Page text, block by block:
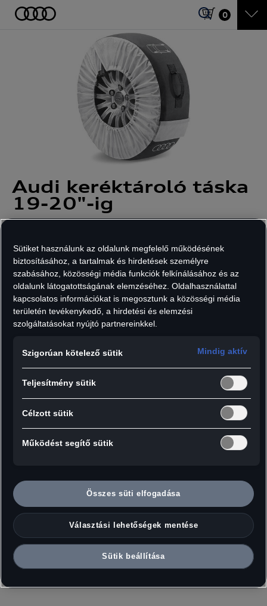
0
Audi keréktároló táska
19-20"-ig
Cikkszám: 4F0071156A
20 690Ft
Áfát tartalmaz, szállítási költségek nélkül.
Darab:
Hozzáadás a kosárhoz
legfeljebb 255 mm szélességű abroncsokhoz.
Szállítási terjedelem: 1 készlet = 4 darab
Sütiket használunk az oldalunk megfelelő működésének
biztosításához, a tartalmak és hirdetések személyre
szabásához, közösségi média funkciók felkínálásához és az
oldalunk látogatottságának elemzéséhez. Oldalhasználattal
kapcsolatos információkat is megosztunk a közösségi média
területén tevékenykedő, a hirdetési és elemzési
szolgáltatásokat nyújtó partnereinkkel.
Szigorúan kötelező sütik Mindig aktív
Teljesítmény sütik
Célzott sütik
Működést segítő sütik
Összes süti elfogadása
Választási lehetőségek mentése
Sütik beállítása